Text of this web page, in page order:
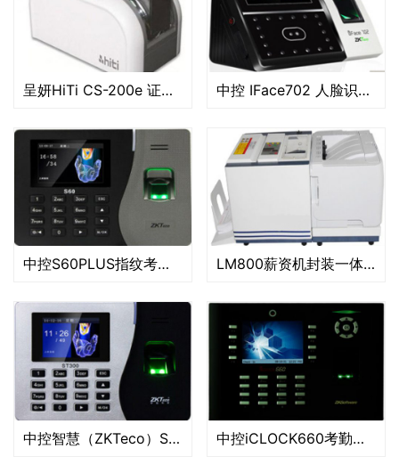
呈妍HiTi CS-200e 证卡打印机 中控 IFace702 人脸识别考勤机 面部打卡机指纹机 刷脸门禁一体机 质感黑+电池(停电可用)
中控S60PLUS指纹考勤机 LM800薪资机封装一体化_保密薪资袋封装机_工资单打印机
中控智慧（ZKTeco）ST300 彩屏 网络型指纹考勤机 指纹机 打卡机打卡器大容量 ST300 中控iCLOCK660考勤机指纹机